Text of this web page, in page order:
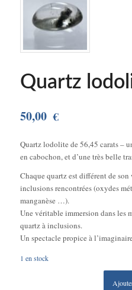
Quartz
50,00 €
Quartz lodolite de 56,45 carats –
en cabochon, et d’une très belle
Chaque quartz est différent de
inclusions rencontrées (oxydes
manganèse …).
Une véritable immersion dans les
quartz à inclusions.
Un spectacle propice à
1 en stock